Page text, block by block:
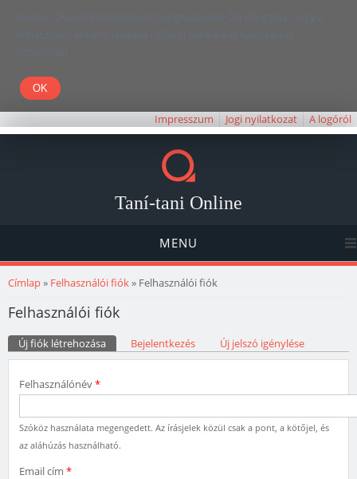
Kedves Olvasó! Weboldalunk böngészésével Ön elfogadja, hogy a
felhasználói élmény javítása céljából cookie-kat használunk.
Köszönjük!
Impresszum Jogi nyilatkozat A logóról
Taní-tani Online
MENU
Jelenlegi hely
Címlap» Felhasználói fiók» Felhasználói fiók
Felhasználói fiók
Elsődleges fülek
Új fiók létrehozása (aktív fül)Bejelentkezés Új jelszó igénylése
Felhasználónév*
Szóköz használata megengedett. Az írásjelek közül csak a pont, a kötőjel, és
az aláhúzás használható.
Email cím *